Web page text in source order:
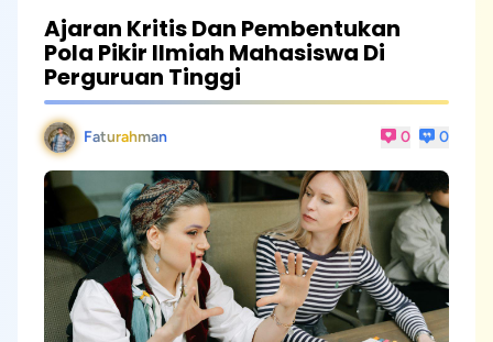
Ajaran Kritis Dan Pembentukan
Pola Pikir Ilmiah Mahasiswa Di
Perguruan Tinggi
Faturahman 0 0